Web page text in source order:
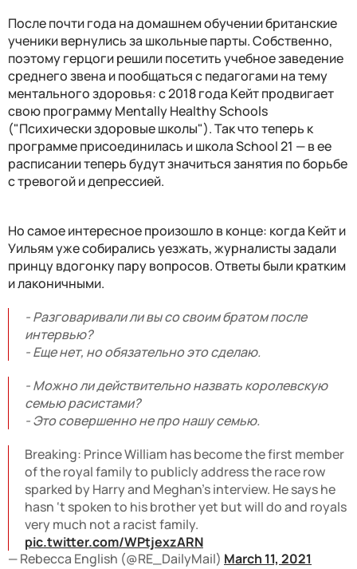
После почти года на домашнем обучении британские
ученики вернулись за школьные парты. Собственно,
поэтому герцоги решили посетить учебное заведение
среднего звена и пообщаться с педагогами на тему
ментального здоровья: с 2018 года Кейт продвигает
свою программуMentally Healthy Schools
("Психически здоровые школы"). Так что теперь к
программе присоединилась и школа School 21 — в ее
расписании теперь будут значиться занятия по борьбе
с тревогой и депрессией.
Но самое интересное произошло в конце: когда Кейт и
Уильям уже собирались уезжать, журналисты задали
принцу вдогонку пару вопросов. Ответы были кратким
и лаконичными.
- Разговаривали ли вы со своим братом после
интервью?
- Еще нет, но обязательно это сделаю.
- Можно ли действительно назвать королевскую
семью расистами?
- Это совершенно не про нашу семью.
Breaking: Prince William has become the first member
of the royal family to publicly address the race row
sparked by Harry and Meghan’s interview. He says he
hasn ‘t spoken to his brother yet but will do and royals
very much not a racist family.
pic.twitter.com/WPtjexzARN
— Rebecca English (@RE_DailyMail) March 11, 2021